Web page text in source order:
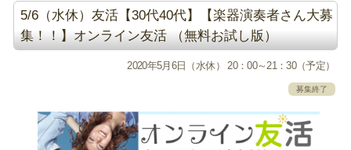
5/6（水休）友活【30代40代】【楽器演奏者さん大募
集！！】オンライン友活 （無料お試し版）
2020年5月6日（水休） 20：00～21：30（予定）
募集終了